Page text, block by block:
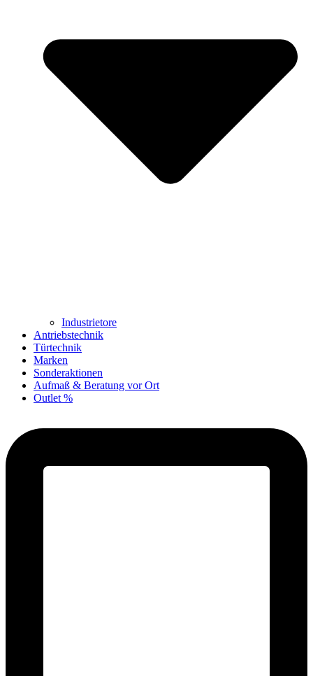
Industrietore
Antriebstechnik
Türtechnik
Marken
Sonderaktionen
Aufmaß & Beratung vor Ort
Outlet %